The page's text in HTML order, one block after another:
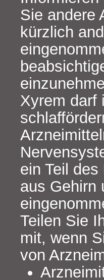
Sie andere
kürzlich
Xyrem darf
ein Teil
aus Gehirn
Teilen Sie
mit, wenn
von